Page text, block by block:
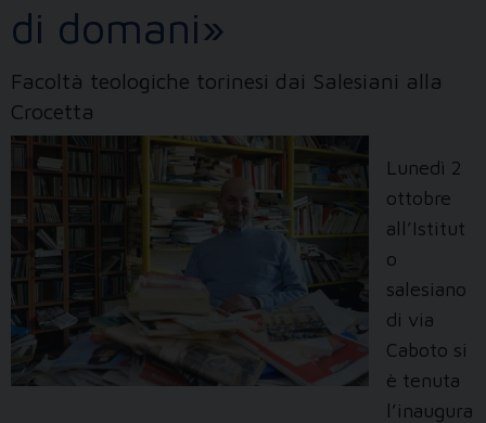
di domani»
Facoltà teologiche torinesi dai Salesiani alla
Crocetta
Lunedì 2
ottobre
all’Istitut
o
salesiano
di via
Caboto si
è tenuta
l’inaugura